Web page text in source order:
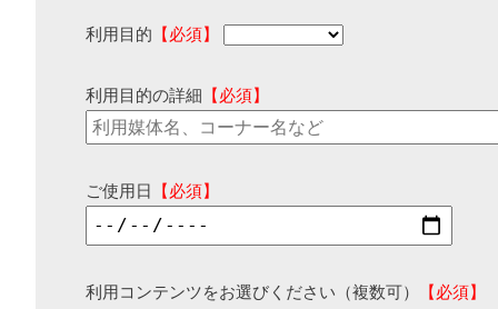
利用目的 【必須】
利用目的の詳細 【必須】
ご使用日 【必須】
利用コンテンツをお選びください（複数可）
【必須】